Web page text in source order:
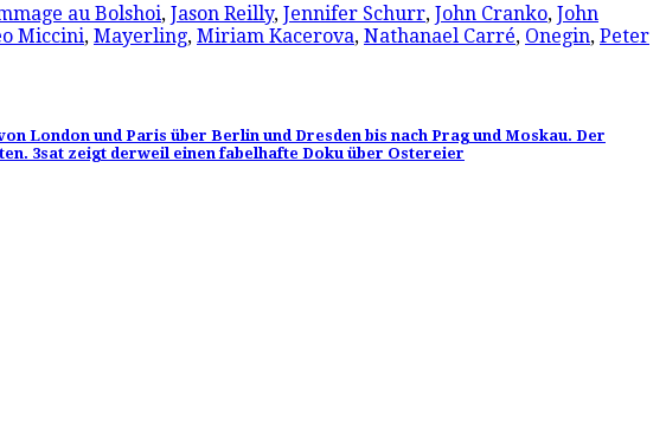
au Bolshoi, Jason Reilly, Jennifer Schurr, John Cranko, John
Miccini, Mayerling, Miriam Kacerova, Nathanael Carré, Onegin, Peter
London und Paris über Berlin und Dresden bis nach Prag und Moskau. Der
3sat zeigt derweil einen fabelhafte Doku über Ostereier